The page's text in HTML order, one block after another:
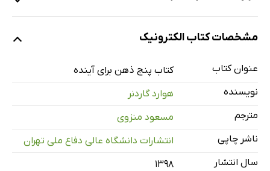
3 ذهن ترکیب‌کننده
7 نتیجه‌گیری
درباره نویسنده
مشخصات کتاب الکترونیک
عنوان کتاب
کتاب پنج ذهن برای آینده
نویسنده
هوارد گاردنر
مترجم
مسعود منزوی
ناشر چاپی
انتشارات دانشگاه عالی دفاع ملی تهران
سال انتشار
۱۳۹۸